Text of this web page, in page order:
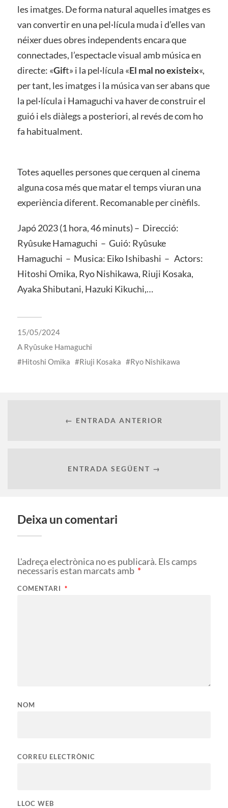
les imatges. De forma natural aquelles imatges es
van convertir en una pel·lícula muda i d’elles van
néixer dues obres independents encara que
connectades, l’espectacle visual amb música en
directe: «Gift» i la pel·lícula «El mal no existeix«,
per tant, les imatges i la música van ser abans que
la pel·lícula i Hamaguchi va haver de construir el
guió i els diàlegs a posteriori, al revés de com ho
fa habitualment.
Totes aquelles persones que cerquen al cinema
alguna cosa més que matar el temps viuran una
experiència diferent. Recomanable per cinèfils.
Japó 2023 (1 hora, 46 minuts) – Direcció:
Ryûsuke Hamaguchi – Guió: Ryûsuke
Hamaguchi – Musica: Eiko Ishibashi – Actors:
Hitoshi Omika, Ryo Nishikawa, Riuji Kosaka,
Ayaka Shibutani, Hazuki Kikuchi,…
15/05/2024
A Ryûsuke Hamaguchi
Hitoshi Omika
Riuji Kosaka Ryo Nishikawa
← ENTRADA ANTERIOR
ENTRADA SEGÜENT →
Deixa un comentari
L'adreça electrònica no es publicarà. Els camps
necessaris estan marcats amb *
COMENTARI *
NOM
CORREU ELECTRÒNIC
LLOC WEB